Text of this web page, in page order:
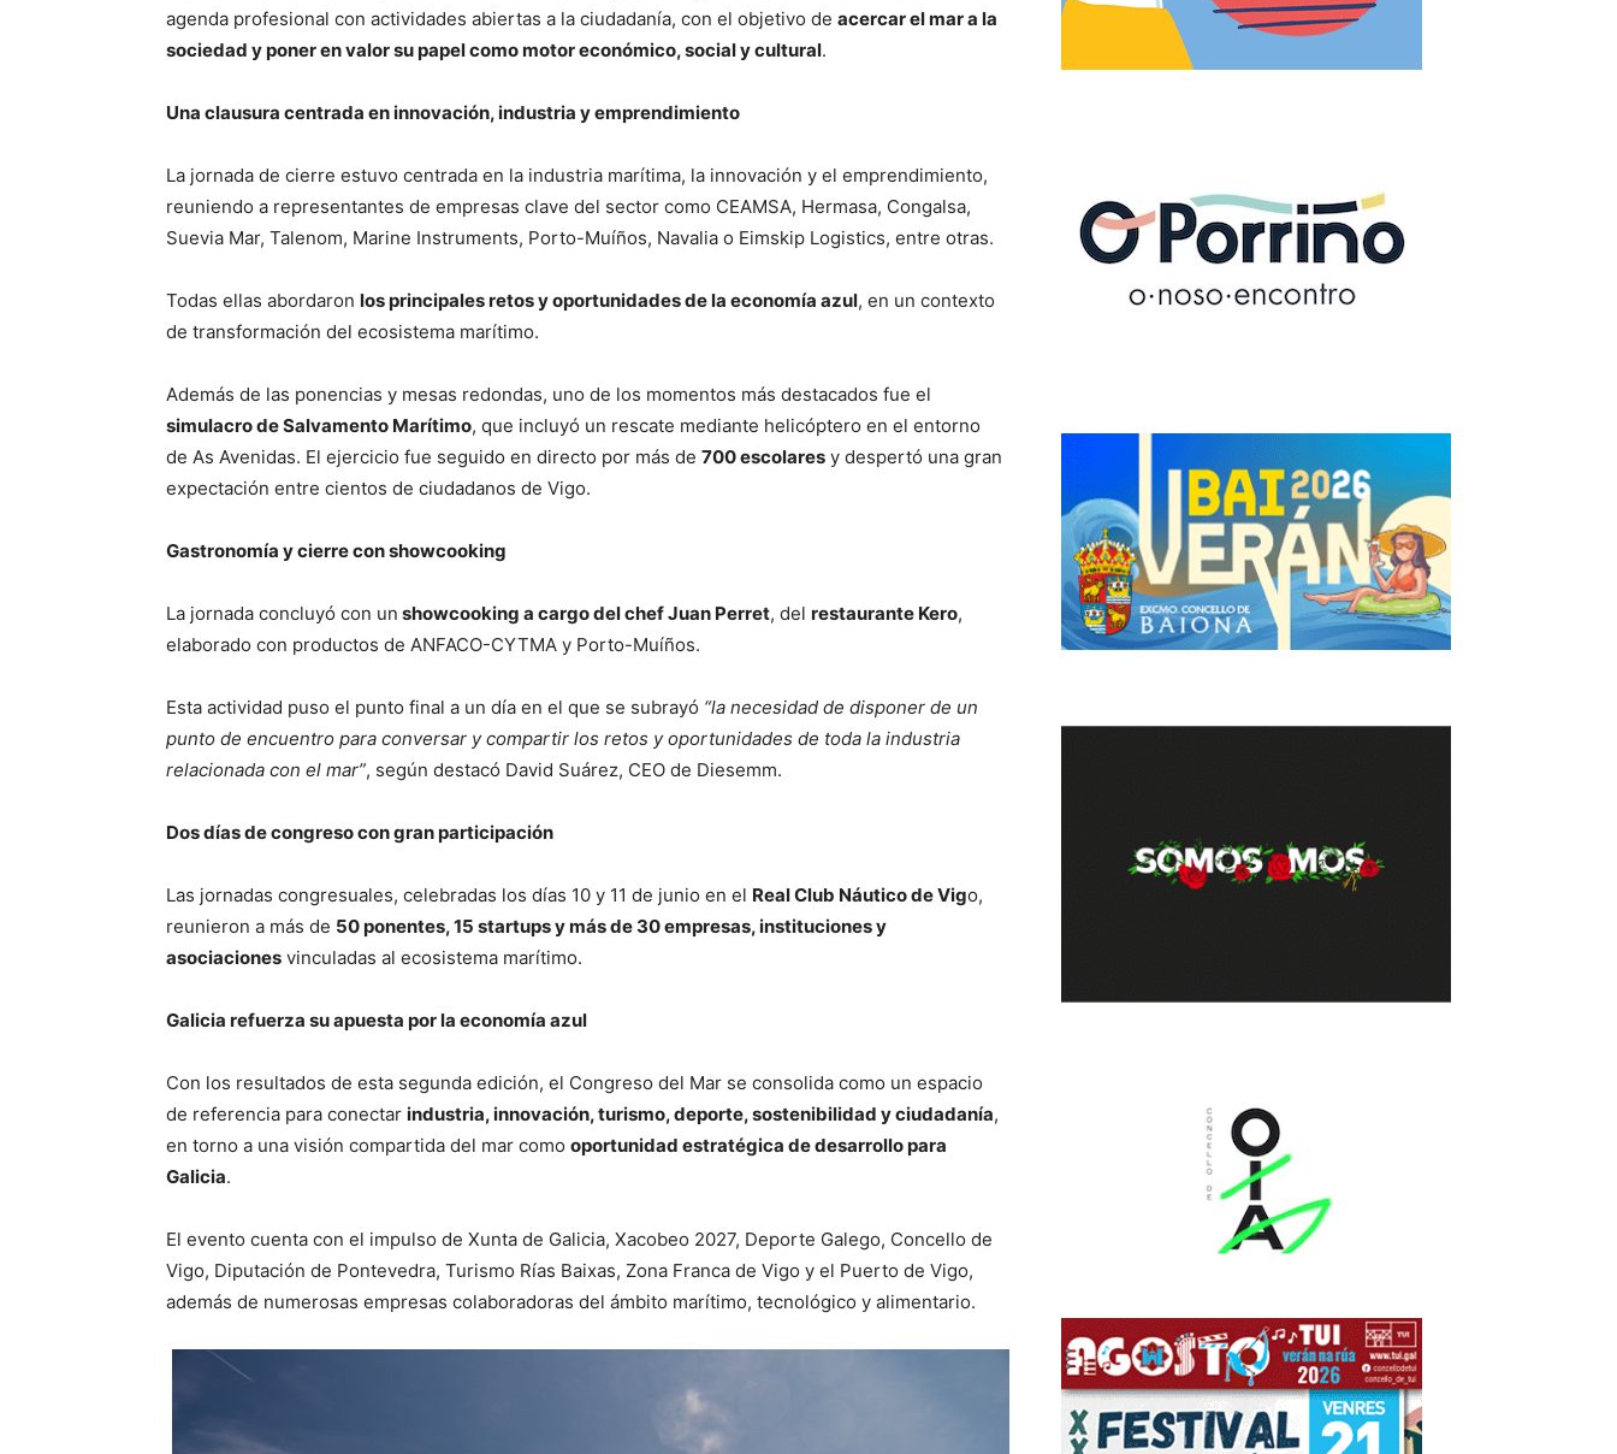
agenda profesional con actividades abiertas a la ciudadanía, con el objetivo de acercar el mar a la
sociedad y poner en valor su papel como motor económico, social y cultural.
Una clausura centrada en innovación, industria y emprendimiento
La jornada de cierre estuvo centrada en la industria marítima, la innovación y el emprendimiento,
reuniendo a representantes de empresas clave del sector como CEAMSA, Hermasa, Congalsa,
Suevia Mar, Talenom, Marine Instruments, Porto-Muíños, Navalia o Eimskip Logistics, entre otras.
Todas ellas abordaron los principales retos y oportunidades de la economía azul, en un contexto
de transformación del ecosistema marítimo.
Además de las ponencias y mesas redondas, uno de los momentos más destacados fue el
simulacro de Salvamento Marítimo, que incluyó un rescate mediante helicóptero en el entorno
de As Avenidas. El ejercicio fue seguido en directo por más de 700 escolares y despertó una gran
expectación entre cientos de ciudadanos de Vigo.
Gastronomía y cierre con showcooking
La jornada concluyó con un showcooking a cargo del chef Juan Perret, del restaurante Kero,
elaborado con productos de ANFACO-CYTMA y Porto-Muíños.
Esta actividad puso el punto final a un día en el que se subrayó “la necesidad de disponer de un
punto de encuentro para conversar y compartir los retos y oportunidades de toda la industria
relacionada con el mar”, según destacó David Suárez, CEO de Diesemm.
Dos días de congreso con gran participación
Las jornadas congresuales, celebradas los días 10 y 11 de junio en el Real Club Náutico de Vigo,
reunieron a más de 50 ponentes, 15 startups y más de 30 empresas, instituciones y
asociaciones vinculadas al ecosistema marítimo.
Galicia refuerza su apuesta por la economía azul
Con los resultados de esta segunda edición, el Congreso del Mar se consolida como un espacio
de referencia para conectar industria, innovación, turismo, deporte, sostenibilidad y ciudadanía,
en torno a una visión compartida del mar como oportunidad estratégica de desarrollo para
Galicia.
El evento cuenta con el impulso de Xunta de Galicia, Xacobeo 2027, Deporte Galego, Concello de
Vigo, Diputación de Pontevedra, Turismo Rías Baixas, Zona Franca de Vigo y el Puerto de Vigo,
además de numerosas empresas colaboradoras del ámbito marítimo, tecnológico y alimentario.